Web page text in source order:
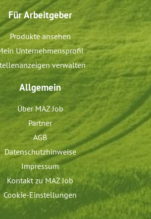
Für Arbeitgeber
Produkte ansehen
Unternehmensprofil
verwalten
Allgemein
Über MAZ Job
Partner
AGB
Datenschutzhinweise
Impressum
Kontakt zu MAZ Job
Cookie-Einstellungen